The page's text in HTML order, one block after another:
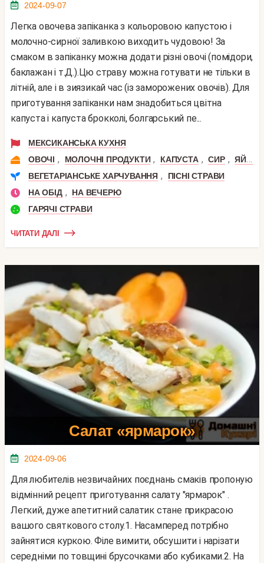
2024-09-07
Легка овочева запіканка з кольоровою капустою і
молочно-сирної заливкою виходить чудовою! За
смаком в запіканку можна додати різні овочі (помідори,
баклажан і т.Д.).Цю страву можна готувати не тільки в
літній, але і в зиязикай час (із заморожених овочів). Для
приготування запіканки нам знадобиться цвітна
капуста і капуста брокколі, болгарський пе...
МЕКСИКАНСЬКА КУХНЯ
ОВОЧІ , МОЛОЧНІ ПРОДУКТИ , КАПУСТА , СИР , ЯЙЦЯ
ВЕГЕТАРІАНСЬКЕ ХАРЧУВАННЯ ,
ПІСНІ СТРАВИ
НА ОБІД ,
НА ВЕЧЕРЮ
ГАРЯЧІ СТРАВИ
ЧИТАТИ ДАЛІ
Салат «ярмарок»
2024-09-06
Для любителів незвичайних поєднань смаків пропоную
відмінний рецепт приготування салату "ярмарок" .
Легкий, дуже апетитний салатик стане прикрасою
вашого святкового столу.1. Насамперед потрібно
зайнятися куркою. Філе вимити, обсушити і нарізати
середніми по товщині брусочками або кубиками.2. На